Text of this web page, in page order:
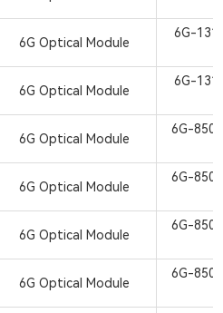
6G Optical Module
6G-
6G Optical Module
6G-
6G Optical Module
6G-
6G Optical Module
6G-
6G Optical Module
6G-
6G Optical Module
6G-